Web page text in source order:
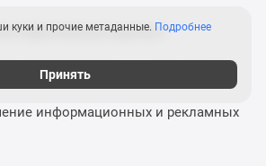
персональных данных
рекомендательных технологий
информационных и рекламных
куки и прочие метаданные. Подробнее
Принять